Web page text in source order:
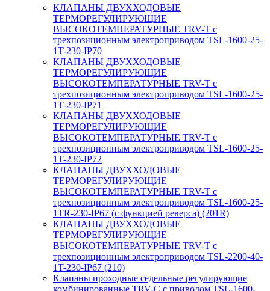
КЛАПАНЫ ДВУХХОДОВЫЕ
ТЕРМОРЕГУЛИРУЮЩИЕ
ВЫСОКОТЕМПЕРАТУРНЫЕ TRV-T с
трехпозиционным электроприводом TSL-1600-25-
1T-230-IP70
КЛАПАНЫ ДВУХХОДОВЫЕ
ТЕРМОРЕГУЛИРУЮЩИЕ
ВЫСОКОТЕМПЕРАТУРНЫЕ TRV-T с
трехпозиционным электроприводом TSL-1600-25-
1T-230-IP71
КЛАПАНЫ ДВУХХОДОВЫЕ
ТЕРМОРЕГУЛИРУЮЩИЕ
ВЫСОКОТЕМПЕРАТУРНЫЕ TRV-T с
трехпозиционным электроприводом TSL-1600-25-
1T-230-IP72
КЛАПАНЫ ДВУХХОДОВЫЕ
ТЕРМОРЕГУЛИРУЮЩИЕ
ВЫСОКОТЕМПЕРАТУРНЫЕ TRV-T с
трехпозиционным электроприводом TSL-1600-25-
1TR-230-IP67 (с функцией реверса) (201R)
КЛАПАНЫ ДВУХХОДОВЫЕ
ТЕРМОРЕГУЛИРУЮЩИЕ
ВЫСОКОТЕМПЕРАТУРНЫЕ TRV-T с
трехпозиционным электроприводом TSL-2200-40-
1T-230-IP67 (210)
Клапаны проходные седельные регулирующие
комбинированные TRV-С с приводом TSL-1600-